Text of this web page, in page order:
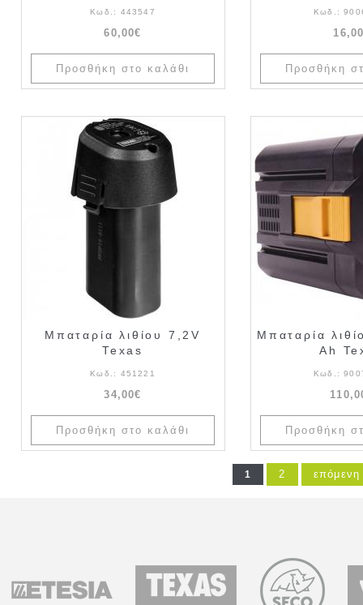
Κωδ.: 443547
60,00€
Κωδ.:
Μπαταρία λιθίου 7,2V
Texas
Κωδ.: 451221
34,00€
Μπαταρία
Ah
Κωδ.:
1 2 επόμενη